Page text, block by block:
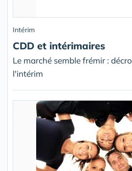
Intérim
CDD et intérimaires
Le marché semble frémir :
l'intérim